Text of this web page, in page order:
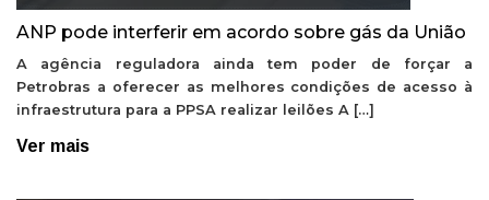
ANP pode interferir em acordo sobre gás da União
A agência reguladora ainda tem poder de forçar a
Petrobras a oferecer as melhores condições de acesso à
infraestrutura para a PPSA realizar leilões A […]
Ver mais